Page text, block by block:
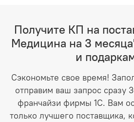
Получите КП на
Медицина на 3
и
Сэкономьте свое время!
отправим ваш запрос сразу
франчайзи фирмы 1С. Вам
только лучшего поставщика,